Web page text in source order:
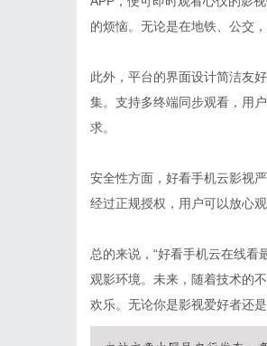
的烦恼。无论是在地铁、公交
此外，平台的界面设计简洁友
集。支持多终端同步观看，用
求。
安全性方面，好看手机云影视
经过正规授权，用户可以放心
总的来说，“好看手机云在线看
观影环境。未来，随着技术的
欢乐。无论你是影视爱好者还